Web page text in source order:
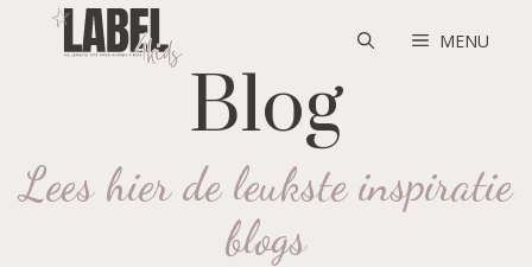
MENU
Blog
Lees hier de leukste inspiratie
blogs